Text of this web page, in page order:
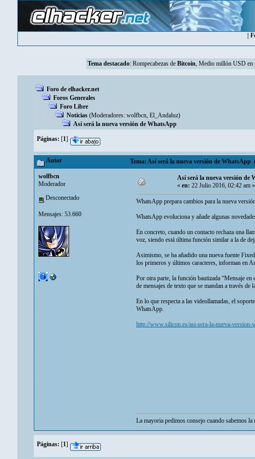
Tema destacado: Rompecabezas de Bitcoin, Medio millón USD en
Foro de elhacker.net
Foros Generales
Foro Libre
Noticias (Moderadores: wolfbcn, El_Andaluz)
Así será la nueva versión de WhatsApp
Páginas: [1]
Autor Tema: Así será la nueva versión de WhatsApp
wolfbcn
Moderador
Desconectado
Mensajes: 53.660
Así será la nueva versión de
«en:22 Julio 2016, 02:42 am »
WhatsApp prepara cambios para la nueva
WhatsApp evoluciona y añade algunas
En concreto, cuando un contacto rechaza una
voz, siendo está última función similar a la de
Asimismo, se ha añadido una nueva fuente
los primeros y últimos caracteres, informan en
Por otra parte, la función bautizada “Mensaje
de mensajes de texto que se mandan a través de
En lo que respecta a las videollamadas, el
WhatsApp.
http://www.silicon.es/asi-sera-la-nueva-
La mayoria pedimos consejo cuando sabemos
Páginas: [1]